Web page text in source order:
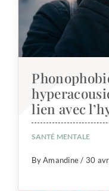
lien avec
SANTÉ MENTALE
By Amandine / 30